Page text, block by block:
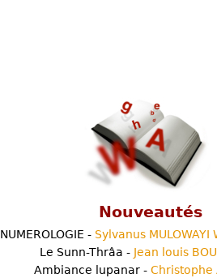
Nouveautés
NUMEROLOGIE - Sylvanus MULOWAYI
Le Sunn-Thrâa - Jean louis
Ambiance lupanar - Christophe